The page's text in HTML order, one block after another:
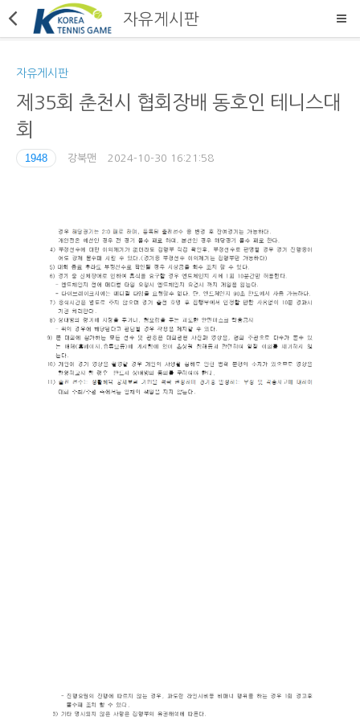
자유게시판
자유게시판
제35회 춘천시 협회장배 동호인 테니스대
회
1948 강북맨 2024-10-30 16:21:58